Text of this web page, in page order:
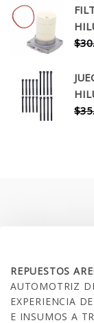
$
$
REPUESTOS
AUTOMOTRIZ
EXPERIENCIA
E INSUMOS A